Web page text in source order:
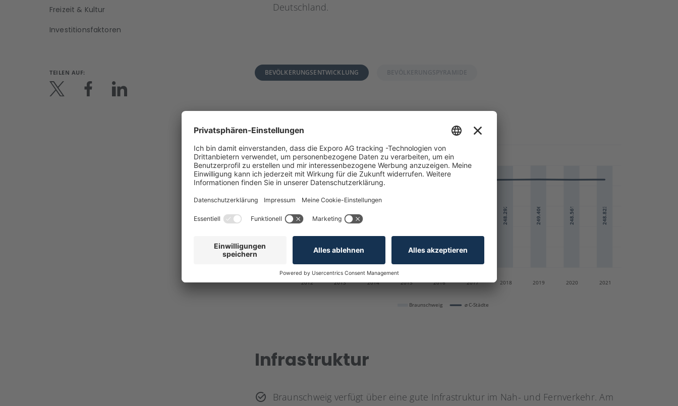
Freizeit & Kultur
Investitionsfaktoren
TEILEN AUF:
Deutschland.
BEVÖLKERUNGSENTWICKLUNG BEVÖLKERUNGSPYRAMIDE
Infrastruktur
Braunschweig verfügt über eine gute Infrastruktur im Nah- und Fernverkehr. Am